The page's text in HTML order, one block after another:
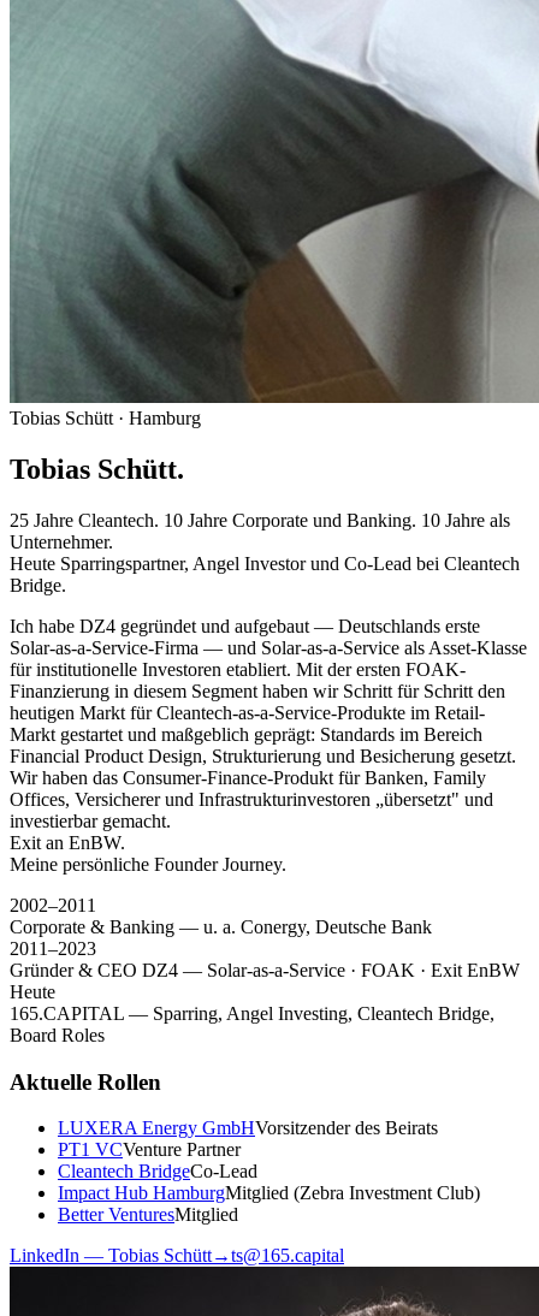
Tobias Schütt · Hamburg
Tobias Schütt.
25 Jahre Cleantech. 10 Jahre Corporate und Banking. 10 Jahre als
Unternehmer.
Heute Sparringspartner, Angel Investor und Co-Lead bei Cleantech
Bridge.
Ich habe DZ4 gegründet und aufgebaut — Deutschlands erste
Solar-as-a-Service-Firma — und Solar-as-a-Service als Asset-Klasse
für institutionelle Investoren etabliert. Mit der ersten FOAK-
Finanzierung in diesem Segment haben wir Schritt für Schritt den
heutigen Markt für Cleantech-as-a-Service-Produkte im Retail-
Markt gestartet und maßgeblich geprägt: Standards im Bereich
Financial Product Design, Strukturierung und Besicherung gesetzt.
Wir haben das Consumer-Finance-Produkt für Banken, Family
Offices, Versicherer und Infrastruktur­investoren „übersetzt" und
investierbar gemacht.
Exit an EnBW.
Meine persönliche Founder Journey.
2002–2011
Corporate & Banking — u. a. Conergy, Deutsche Bank
2011–2023
Gründer & CEO DZ4 — Solar-as-a-Service · FOAK · Exit EnBW
Heute
165.CAPITAL — Sparring, Angel Investing, Cleantech Bridge,
Board Roles
Aktuelle Rollen
LUXERA Energy GmbHVorsitzender des Beirats
PT1 VCVenture Partner
Cleantech BridgeCo-Lead
Impact Hub HamburgMitglied (Zebra Investment Club)
Better VenturesMitglied
LinkedIn — Tobias Schütt→ts@165.capital